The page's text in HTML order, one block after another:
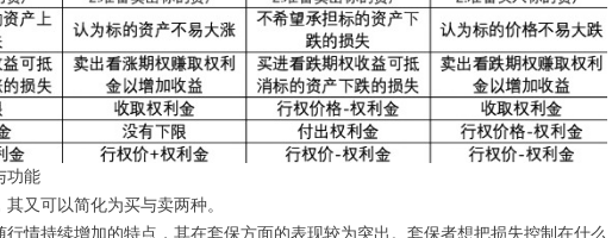
功能
又可以简化为买与卖两种。
情持续增加的特点，其在套保方面的表现较为突出。套保者想把损失控制在什么